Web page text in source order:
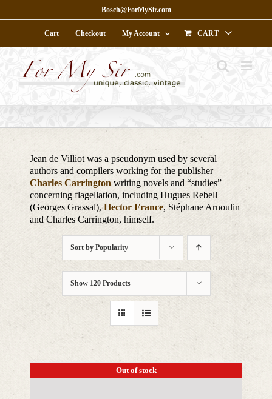
to
Bosch@ForMySir.com
Cart Checkout My Account CART
Jean de Villiot was a pseudonym used by several
authors and compilers working for the publisher
Charles Carrington writing novels and “studies”
concerning flagellation, including Hugues Rebell
(Georges Grassal),Hector France, Stéphane Arnoulin
and Charles Carrington, himself.
Sort by Popularity
Show 120 Products
Out of stock